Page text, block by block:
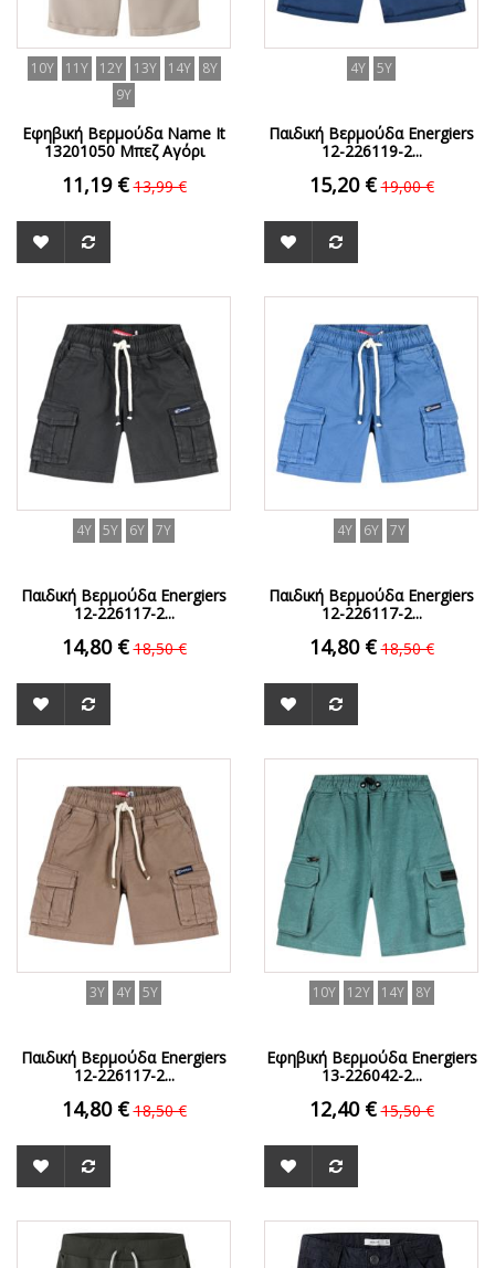
10Y 11Y 12Y 13Y 14Y
8Y
9Y
Εφηβική Βερμούδα Name It
13201050 Μπεζ Αγόρι
11,19 € 13,99 €
4Y 5Y
Παιδική Βερμούδα Energiers
12-226119-2...
15,20 € 19,00 €
4Y 5Y 6Y 7Y
Παιδική Βερμούδα Energiers
12-226117-2...
14,80 € 18,50 €
4Y 6Y 7Y
Παιδική Βερμούδα Energiers
12-226117-2...
14,80 € 18,50 €
3Y 4Y 5Y
Παιδική Βερμούδα Energiers
12-226117-2...
14,80 € 18,50 €
ΟFFER
10Y 12Y 14Y 8Y
Εφηβική Βερμούδα Energiers
13-226042-2...
12,40 € 15,50 €
ΟFFER ΟFFER